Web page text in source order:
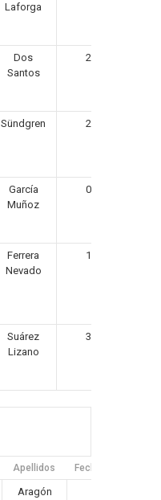
Laforga
Dos
Santos
23/04/1971
Sündgren 25/10/1967
García
Muñoz
01/05/1974
Ferrera
Nevado
12/03/1975
Suárez
Lizano
31/01/1976
Apellidos Fecha de
Aragón